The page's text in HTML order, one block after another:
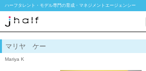
ハーフタレント・モデル専門の育成・マネジメントエージェンシー
マリヤ ケー
Mariya K